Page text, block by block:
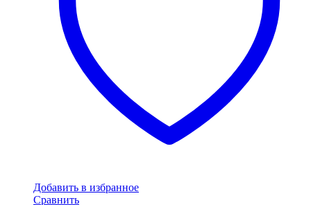
Добавить в избранное
Сравнить